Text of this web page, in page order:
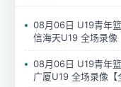
08月06日 U19青年
信海天U19 全场录像
08月06日 U19青年
广厦U19 全场录像【